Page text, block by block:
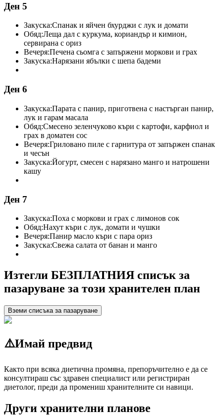
Ден 5
Закуска:Спанак и яйчен бхурджи с лук и домати
Обяд:Леща дал с куркума, кориандър и кимион,
сервирана с ориз
Вечеря:Печена сьомга с запържени моркови и грах
Закуска:Нарязани ябълки с шепа бадеми
Ден 6
Закуска:Парата с панир, приготвена с настърган панир,
лук и гарам масала
Обяд:Смесено зеленчуково къри с картофи, карфиол и
грах в доматен сос
Вечеря:Гриловано пиле с гарнитура от запържен спанак
и чесън
Закуска:Йогурт, смесен с нарязано манго и натрошени
кашу
Ден 7
Закуска:Поха с моркови и грах с лимонов сок
Обяд:Нахут къри с лук, домати и чушки
Вечеря:Панир масло къри с пара ориз
Закуска:Свежа салата от банан и манго
Изтегли БЕЗПЛАТНИЯ списък за
пазаруване за този хранителен план
Вземи списъка за пазаруване
⚠️Имай предвид
Както при всяка диетична промяна, препоръчително е да се
консултираш със здравен специалист или регистриран
диетолог, преди да промениш хранителните си навици.
Други хранителни планове